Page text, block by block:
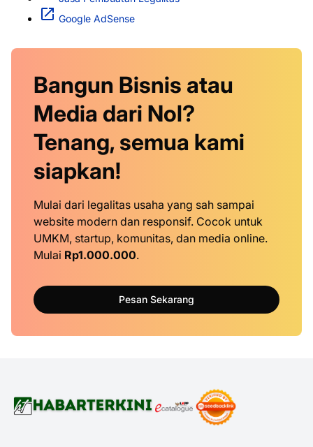
Google AdSense
Bangun Bisnis atau
Media dari Nol?
Tenang, semua kami
siapkan!
Mulai dari legalitas usaha yang sah sampai
website modern dan responsif. Cocok untuk
UMKM, startup, komunitas, dan media online.
Mulai Rp1.000.000.
Pesan Sekarang